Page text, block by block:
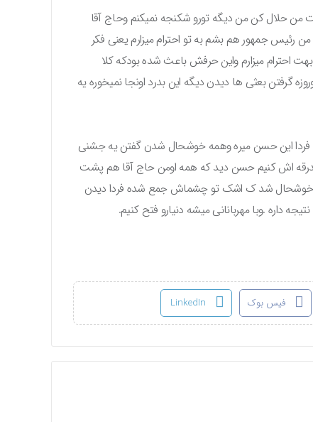
من حلال کن من دیگه تورو شکنجه نمیکنم وحاج آقا
رئیس جمهور هم بشم به تو احترام میزارم یعنی فکر
احترام میزارم واین حرفش باعث شده بودکه کلا
گرفتن بعثی ها دیدن دیگه این بدرد اونجا نمیخوره یه
این حسن میره وهمه خوشحال شدن گفتن یه جشنی
بدرقه اش کنیم حسن دید که همه اومن حاج آقا هم پشت
خوشحال شد ک اشک تو چشماش جمع شده فردا دیدن
داره .وبا مهربانانی میشه دنیارو فتح کنیم.
فیس بوک LinkedIn